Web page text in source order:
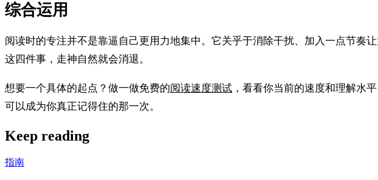
综合运用
阅读时的专注并不是靠逼自己更用力地集中。它关乎于消除干扰、加入一点节奏
这四件事，走神自然就会消退。
想要一个具体的起点？做一做免费的阅读速度测试 ，看看你当前的速度和理解水
可以成为你真正记得住的那一次。
Keep reading
指南